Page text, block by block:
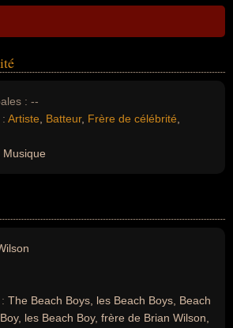
: --
Artiste Batteur, Frère de célébrité
Musique
The Beach Boys, les Beach Boys, Beach
les Beach Boy, frère de Brian Wilson,